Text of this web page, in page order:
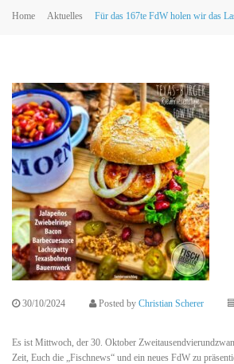
Home Aktuelles Für das 167te FdW holen wir das
30/10/2024 Posted by Christian Scherer
Es ist Mittwoch, der 30. Oktober
Zeit, Euch die „Fischnews“ und ein neues FdW zu